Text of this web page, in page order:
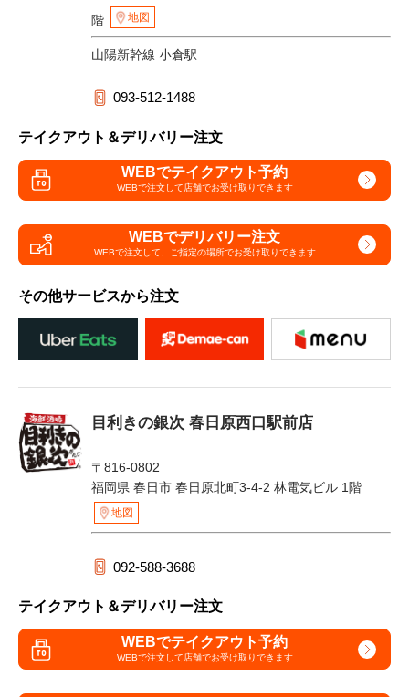
階
地図
山陽新幹線 小倉駅
093-512-1488
テイクアウト＆デリバリー注文
WEBでテイクアウト予約
WEBで注文して店舗でお受け取りできます
WEBでデリバリー注文
WEBで注文して、 ご指定の場所でお受け取りできます
その他サービスから注文
目利きの銀次 春日原西口駅前店
〒816-0802
福岡県 春日市 春日原北町3-4-2 林電気ビル 1階
地図
092-588-3688
テイクアウト＆デリバリー注文
WEBでテイクアウト予約
WEBで注文して店舗でお受け取りできます